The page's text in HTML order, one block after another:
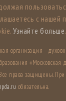
с нашей
Узнайте больше.
организация -
«Московская
права защищены.
обязательна.